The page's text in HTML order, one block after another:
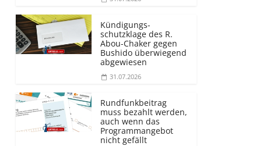
Kündigungs­
schutzklage des R.
Abou-Chaker gegen
Bushido überwiegend
abgewiesen
31.07.2026
Rundfunkbeitrag
muss bezahlt werden,
auch wenn das
Programmangebot
nicht gefällt